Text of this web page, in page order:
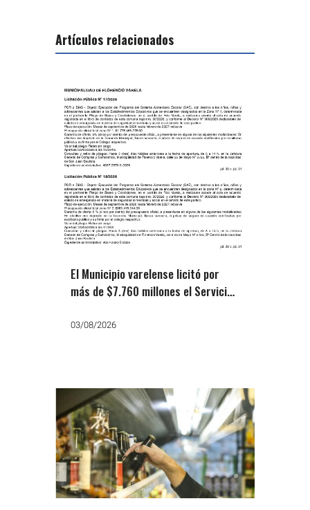
Artículos relacionados
El Municipio varelense licitó por
más de $7.760 millones el Servicio
de 2027
03/08/2026